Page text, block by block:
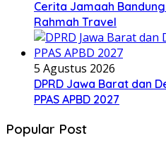
Cerita Jamaah
Rahmah Travel
5 Agustus 2026
DPRD Jawa Barat dan
PPAS APBD 2027
Popular Post